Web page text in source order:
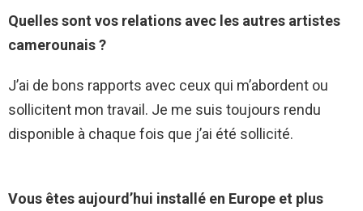
Quelles sont vos relations avec les autres artistes
camerounais ?
J’ai de bons rapports avec ceux qui m’abordent ou
sollicitent mon travail. Je me suis toujours rendu
disponible à chaque fois que j’ai été sollicité.
Vous êtes aujourd’hui installé en Europe et plus